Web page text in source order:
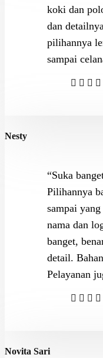
koki dan
dan
pilihannya
sampai
Nesty
“Suka
Pilihannya
sampai
nama dan
banget,
detail.
Pelayanan
Novita Sari